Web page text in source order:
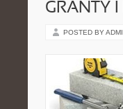
GRANTY I
POSTED BY